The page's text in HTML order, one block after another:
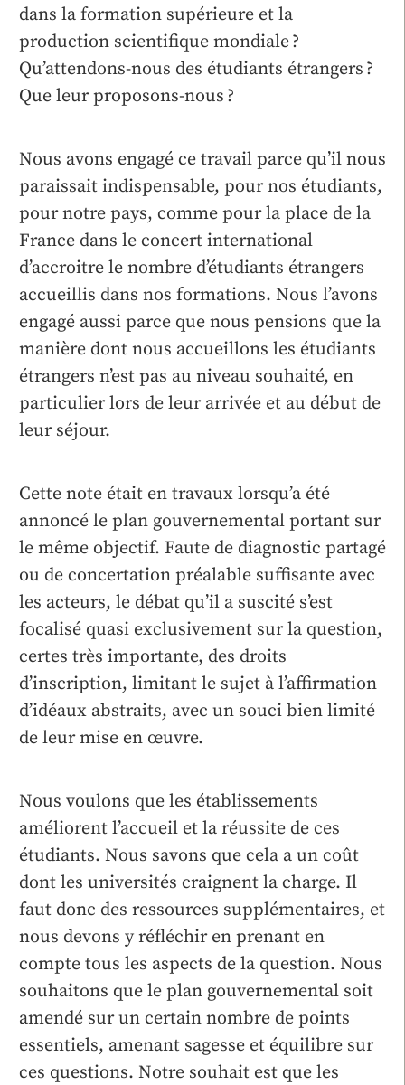
dans la formation supérieure et la
production scientifique mondiale ?
Qu’attendons-nous des étudiants étrangers ?
Que leur proposons-nous ?
Nous avons engagé ce travail parce qu’il nous
paraissait indispensable, pour nos étudiants,
pour notre pays, comme pour la place de la
France dans le concert international
d’accroitre le nombre d’étudiants étrangers
accueillis dans nos formations. Nous l’avons
engagé aussi parce que nous pensions que la
manière dont nous accueillons les étudiants
étrangers n’est pas au niveau souhaité, en
particulier lors de leur arrivée et au début de
leur séjour.
Cette note était en travaux lorsqu’a été
annoncé le plan gouvernemental portant sur
le même objectif. Faute de diagnostic partagé
ou de concertation préalable suffisante avec
les acteurs, le débat qu’il a suscité s’est
focalisé quasi exclusivement sur la question,
certes très importante, des droits
d’inscription, limitant le sujet à l’affirmation
d’idéaux abstraits, avec un souci bien limité
de leur mise en œuvre.
Nous voulons que les établissements
améliorent l’accueil et la réussite de ces
étudiants. Nous savons que cela a un coût
dont les universités craignent la charge. Il
faut donc des ressources supplémentaires, et
nous devons y réfléchir en prenant en
compte tous les aspects de la question. Nous
souhaitons que le plan gouvernemental soit
amendé sur un certain nombre de points
essentiels, amenant sagesse et équilibre sur
ces questions. Notre souhait est que les